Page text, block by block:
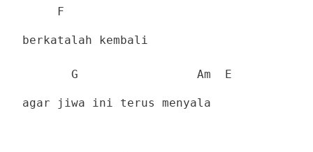
F
berkatalah kembali
G Am E
agar jiwa ini terus menyala